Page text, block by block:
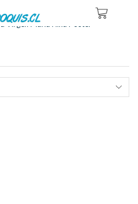
María Niña Poster”